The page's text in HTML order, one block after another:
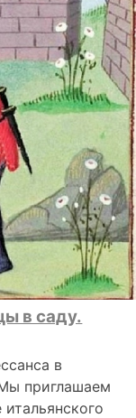
в саду.
в
приглашаем